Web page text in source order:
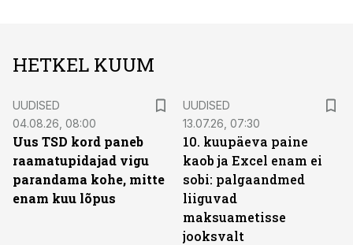
HETKEL KUUM
UUDISED
04.08.26, 08:00
Uus TSD kord paneb
raamatupidajad vigu
parandama kohe, mitte
enam kuu lõpus
UUDISED
13.07.26, 07:30
10. kuupäeva paine
kaob ja Excel enam ei
sobi: palgaandmed
liiguvad
maksuametisse
jooksvalt